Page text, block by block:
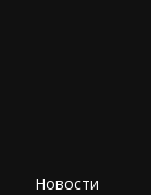
Новости